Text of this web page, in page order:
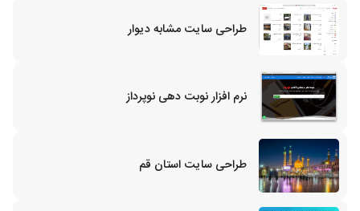
طراحی سایت مشابه دیوار
نرم افزار نوبت دهی نوپرداز
طراحی سایت استان قم